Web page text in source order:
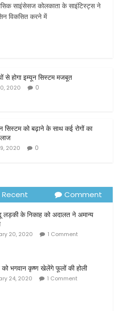
साइंसेसज कोलकाता के साइंटिस्ट्स ने
विकसित करने में
से होगा इम्यून सिस्टम मजबूत
2020 0
सिस्टम को बढ़ाने के साथ कई रोगों का
2020 0
Recent Comment
लड़की के निकाह को अदालत ने अमान्य
20, 2020 1 Comment
भगवान कृष्ण खेलेंगे फूलों की होली
24, 2020 1 Comment